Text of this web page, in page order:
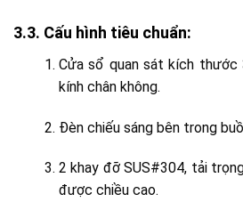
3.3. Cấu hình tiêu chuẩn:
Cửa sổ quan sát kích thước
kính chân không.
Đèn chiếu sáng bên trong
2 khay đỡ SUS#304, tải
được chiều cao.